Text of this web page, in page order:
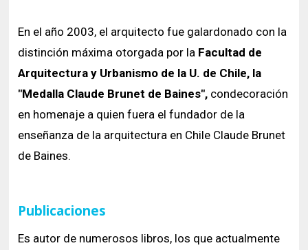
En el año 2003, el arquitecto fue galardonado con la
distinción máxima otorgada por la Facultad de
Arquitectura y Urbanismo de la U. de Chile, la
"Medalla Claude Brunet de Baines", condecoración
en homenaje a quien fuera el fundador de la
enseñanza de la arquitectura en Chile Claude Brunet
de Baines.
Publicaciones
Es autor de numerosos libros, los que actualmente